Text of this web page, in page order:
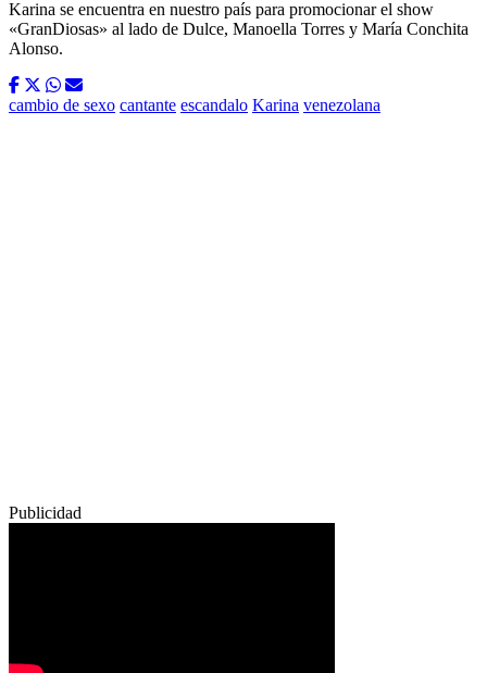
Karina se encuentra en nuestro país para promocionar el show
«GranDiosas» al lado de Dulce, Manoella Torres y María Conchita
Alonso.
cambio de sexo cantante escandalo Karina venezolana
Publicidad